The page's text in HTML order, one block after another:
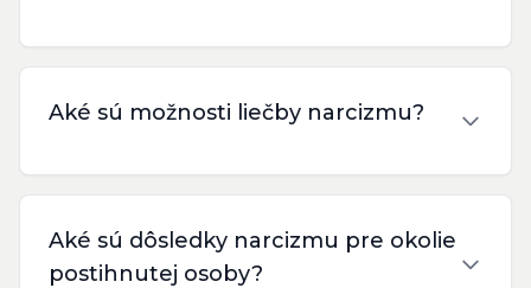
Aké sú možnosti liečby narcizmu?
Aké sú dôsledky narcizmu pre okolie
postihnutej osoby?